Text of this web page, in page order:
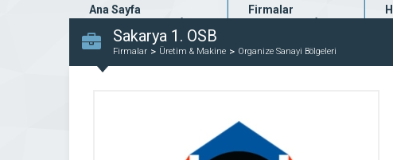
Ana Sayfa
Firma rehberi ana sayfanız
Firmalar
Yüzlerce kayıtlı firma
Sakarya 1. OSB
Firmalar Üretim & Makine Organize Sanayi Bölgeleri